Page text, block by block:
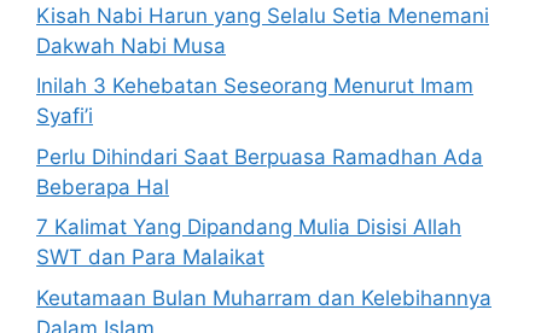
Kisah Nabi Harun yang Selalu Setia Menemani
Dakwah Nabi Musa
Inilah 3 Kehebatan Seseorang Menurut Imam
Syafi’i
Perlu Dihindari Saat Berpuasa Ramadhan Ada
Beberapa Hal
7 Kalimat Yang Dipandang Mulia Disisi Allah
SWT dan Para Malaikat
Keutamaan Bulan Muharram dan Kelebihannya
Dalam Islam